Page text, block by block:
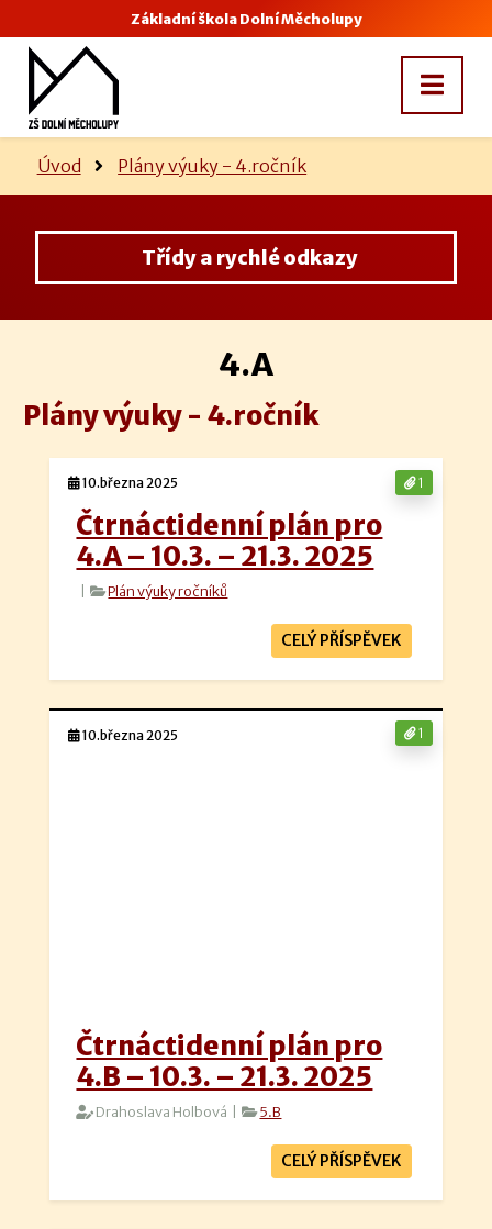
Základní škola Dolní Měcholupy
Úvod Plány výuky - 4.ročník
Třídy a rychlé odkazy
4.A
Plány výuky - 4.ročník
1
10.března 2025
Čtrnáctidenní plán pro
4.A – 10.3. – 21.3. 2025
| Plán výuky ročníků
CELÝ PŘÍSPĚVEK
1
10.března 2025
Čtrnáctidenní plán pro
4.B – 10.3. – 21.3. 2025
Drahoslava Holbová | 5.B
CELÝ PŘÍSPĚVEK